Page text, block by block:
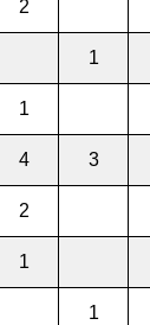
2
1
1
4 3
2
1
1